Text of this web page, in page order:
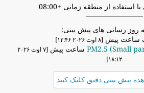
روز رسانی های پیش بینی:
ساعت پیش
PM2.5 (Small
[۷ اوت ۲۰۲۶
۱۸:۱۲]
پیش بینی دقیق کلیک کنید